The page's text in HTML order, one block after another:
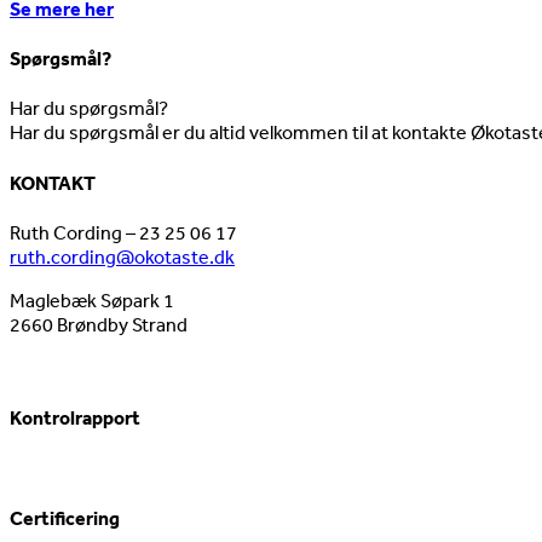
Se mere her
Spørgsmål?
Har du spørgsmål?
Har du spørgsmål er du altid velkommen til at kontakte
KONTAKT
Ruth Cording – 23 25 06 17
ruth.cording@okotaste.dk
Maglebæk Søpark 1
2660 Brøndby Strand
Kontrolrapport
Certificering